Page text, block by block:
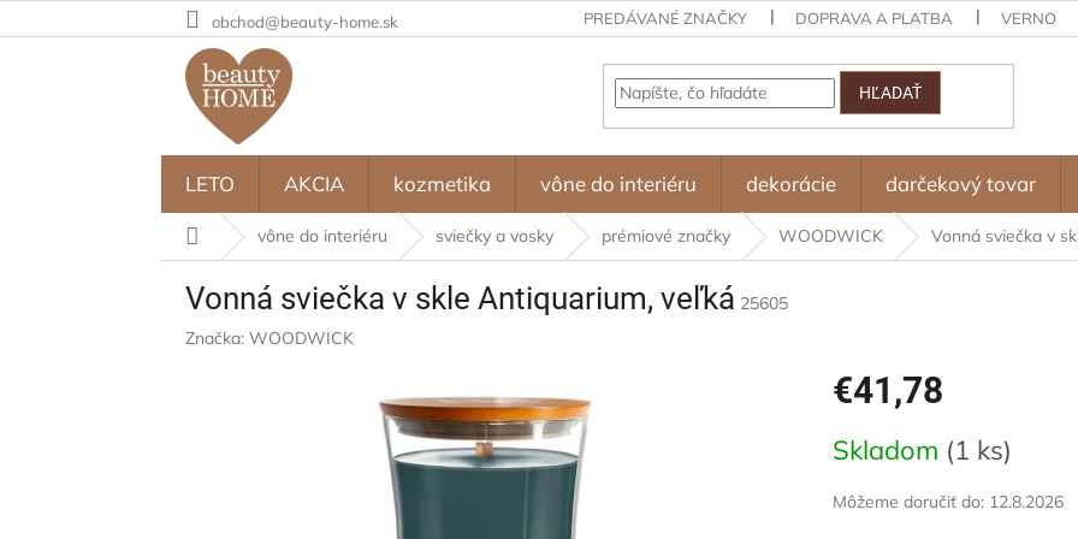
na
obchod@beauty-home.sk PREDÁVANÉ ZNAČKY DOPRAVA A PLATBA
HĽADAŤ
LETO AKCIA kozmetika vône do interiéru dekorácie darčekový tovar
Domovvône do interiéru sviečky a vosky prémiové značky WOODWICK Vonná sviečka v
Vonná sviečka v skle Antiquarium, veľká 25605
Značka:WOODWICK
€41,78
cena:
Skladom (1 ks)
Môžeme doručiť do: 12.8.2026